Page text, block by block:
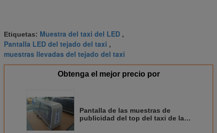
Etiquetas: Muestra del taxi del LED ,
Pantalla LED del tejado del taxi ,
muestras llevadas del tejado del taxi
Obtenga el mejor precio por
Pantalla de las muestras de
publicidad del top del taxi de la